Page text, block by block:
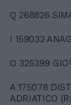
Q 268826
I 159032
O 325399
A 175078
ADRIATICO